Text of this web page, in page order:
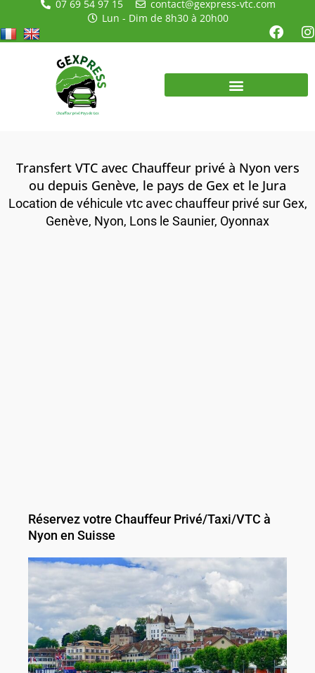
contenu
07 69 54 97 15
contact@gexpress-vtc.com
Lun - Dim de 8h30 à 20h00
F
a
e
o
I
n
t
g
Transfert VTC avec Chauffeur privé à Nyon vers
ou depuis Genève, le pays de Gex et le Jura
Location de véhicule vtc avec chauffeur privé sur Gex,
Genève, Nyon, Lons le Saunier, Oyonnax
Réservez votre Chauffeur Privé/Taxi/VTC à
Nyon en Suisse